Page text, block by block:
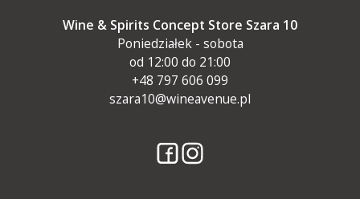
Wine & Spirits Concept Store Szara 10
Poniedziałek - sobota
od 12:00 do 21:00
+48 797 606 099
szara10@wineavenue.pl